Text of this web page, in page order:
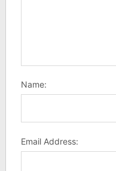
Name:
Email Address: